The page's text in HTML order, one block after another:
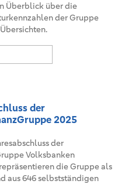
Überblick über die
der Gruppe
der
2025
der
Volksbanken
die Gruppe als
aus 646 selbstständigen